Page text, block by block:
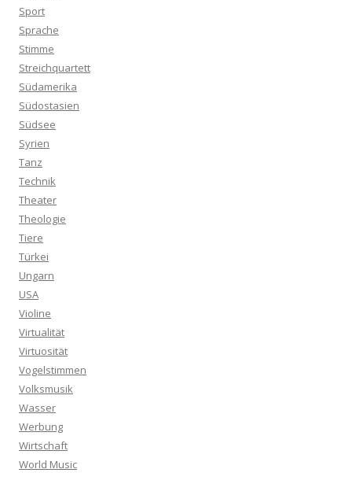
Sport
Sprache
Stimme
Streichquartett
Südamerika
Südostasien
Südsee
Syrien
Tanz
Technik
Theater
Theologie
Tiere
Türkei
Ungarn
USA
Violine
Virtualität
Virtuosität
Vogelstimmen
Volksmusik
Wasser
Werbung
Wirtschaft
World Music